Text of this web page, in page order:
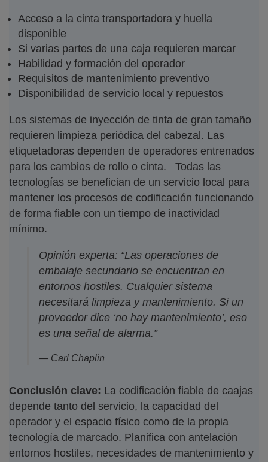
Acceso a la cinta transportadora y huella
disponible
Si varias partes de una caja requieren marcar
Habilidad y formación del operador
Requisitos de mantenimiento preventivo
Disponibilidad de servicio local y repuestos
Los sistemas de inyección de tinta de gran tamaño
requieren limpieza periódica del cabezal. Las
etiquetadoras dependen de operadores entrenados
para los cambios de rollo o cinta. Todas las
tecnologías se benefician de un servicio local para
mantener los procesos de codificación funcionando
de forma fiable con un tiempo de inactividad
mínimo.
Opinión experta: “Las operaciones de
embalaje secundario se encuentran en
entornos hostiles. Cualquier sistema
necesitará limpieza y mantenimiento. Si un
proveedor dice ‘no hay mantenimiento’, eso
es una señal de alarma.”
— Carl Chaplin
Conclusión clave: La codificación fiable de caajas
depende tanto del servicio, la capacidad del
operador y el espacio físico como de la propia
tecnología de marcado. Planifica con antelación
entornos hostiles, necesidades de mantenimiento y